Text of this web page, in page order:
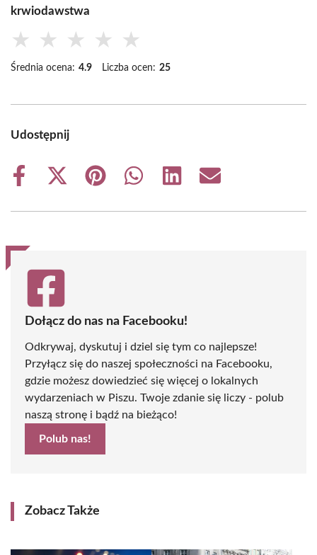
krwiodawstwa
★ ★ ★ ★ ★
Średnia ocena: 4.9 Liczba ocen: 25
Udostępnij
Share
Share
(Twitter)
Share
Share
Share
Share
Dołącz do nas na Facebooku!
Odkrywaj, dyskutuj i dziel się tym co najlepsze!
Przyłącz się do naszej społeczności na Facebooku,
gdzie możesz dowiedzieć się więcej o lokalnych
wydarzeniach w Piszu. Twoje zdanie się liczy - polub
naszą stronę i bądź na bieżąco!
Polub nas!
Zobacz Także